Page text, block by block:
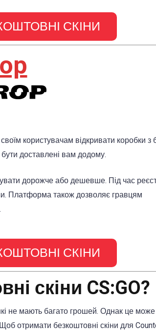
СКІНИ
користувачам відкривати коробки з
доставлені вам додому.
дорожче або дешевше. Під час
Платформа також дозволяє гравцям
СКІНИ
скіни CS:GO?
не мають багато грошей. Однак це може
отримати безкоштовні скіни для